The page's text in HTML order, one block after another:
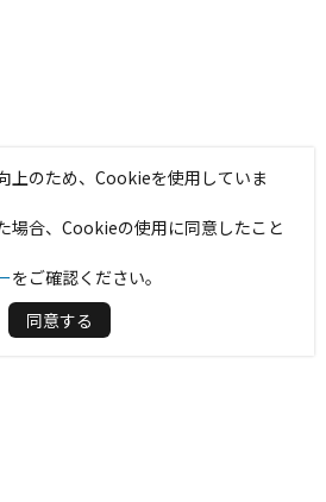
上のため、Cookieを使用していま
場合、Cookieの使用に同意したこと
をご確認ください。
同意する